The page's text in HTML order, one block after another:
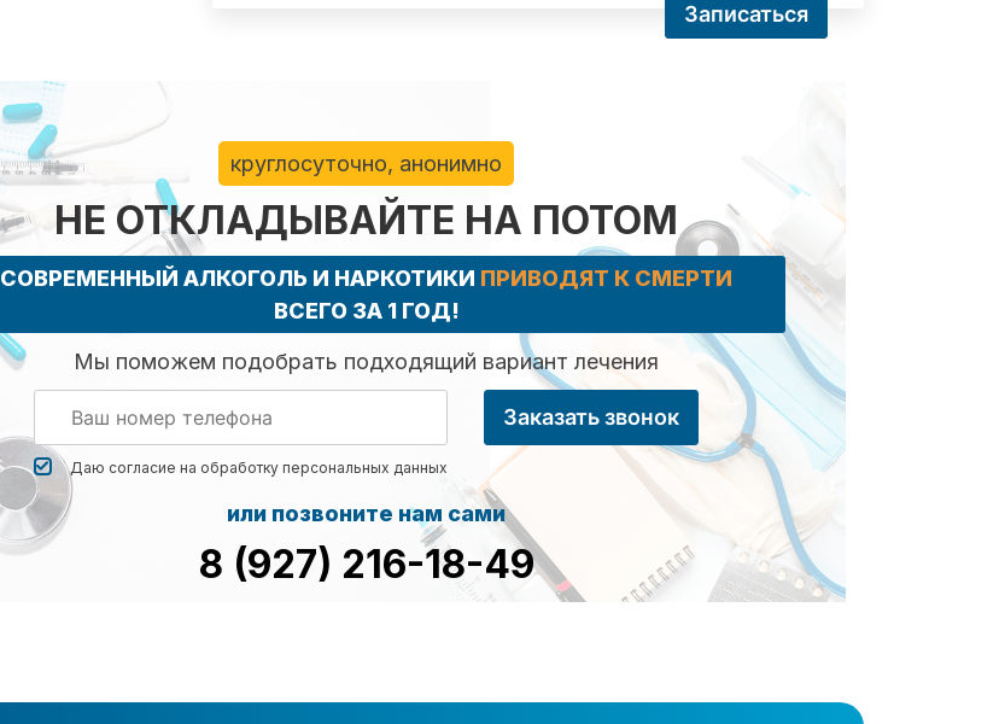
Записаться
круглосуточно, анонимно
НЕ ОТКЛАДЫВАЙТЕ НА ПОТОМ
СОВРЕМЕННЫЙ АЛКОГОЛЬ И НАРКОТИКИ ПРИВОДЯТ К СМЕРТИ
ВСЕГО ЗА 1 ГОД!
Мы поможем подобрать подходящий вариант лечения
Даю согласие на обработку персональных данных
Заказать звонок
или позвоните нам сами
8 (927) 216-18-49